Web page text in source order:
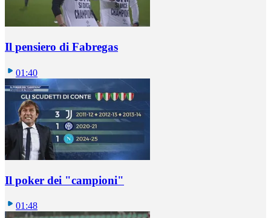
Il pensiero di Fabregas
01:40
Il poker dei "campioni"
01:48